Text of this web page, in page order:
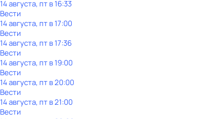
14 августа, пт в 16:33
Вести
14 августа, пт в 17:00
Вести
14 августа, пт в 17:36
Вести
14 августа, пт в 19:00
Вести
14 августа, пт в 20:00
Вести
14 августа, пт в 21:00
Вести